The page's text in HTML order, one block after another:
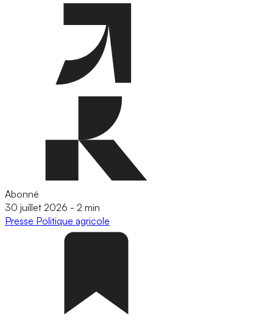
Abonné
30 juillet 2026 - 2 min
Presse Politique agricole